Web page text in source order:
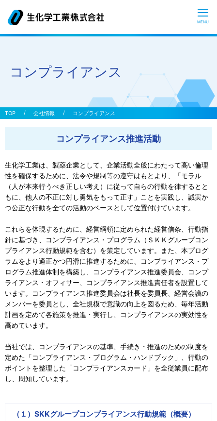
CLOSE
MENU
会社情報 コンプライアンス
コンプライアンス
コンプライアンス推進活動
生化学工業は、製薬企業として、企業活動全般にわたって高い倫理
性を確保するために、法令や規制等の遵守はもとより、「モラル
（人が本来行うべき正しい考え）に従って自らの行動を律するとと
もに、他人の不正に対し勇気をもって正す」ことを実践し、誠実か
つ公正な行動を全ての活動のベースとして位置付けています。
これらを体現するために、経営綱領に定められた経営信条、行動指
針に基づき、コンプライアンス・プログラム（ＳＫＫグループコン
プライアンス行動規範を含む）を策定しています。また、本プログ
ラムをより適正かつ円滑に推進するために、コンプライアンス・プ
ログラム推進体制を構築し、コンプライアンス推進委員会、コンプ
ライアンス・オフィサー、コンプライアンス推進責任者を設置して
います。コンプライアンス推進委員会は社長を委員長、経営会議の
メンバーを委員とし、全社規模で意識の向上を図るため、毎年活動
計画を定めて各施策を推進・実行し、コンプライアンスの実効性を
高めています。
当社では、コンプライアンスの基準、手続き・推進のための制度を
定めた「コンプライアンス・プログラム・ハンドブック」、行動の
ポイントを整理した「コンプライアンスカード」を全従業員に配布
し、周知しています。
（１）SKKグループコンプライアンス行動規範（概要）
糖質科学について
おしえてヒアルロン酸
患者の皆さまへ
サステナビリティ
株主・投資家の皆さまへ
採用情報
会社情報
お問い合わせ
English